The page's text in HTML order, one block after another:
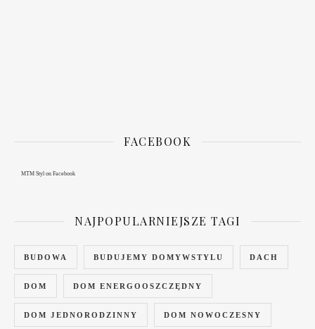
FACEBOOK
MTM Styl on Facebook
NAJPOPULARNIEJSZE TAGI
BUDOWA BUDUJEMY DOMYWSTYLU DACH
DOM DOM ENERGOOSZCZĘDNY
DOM JEDNORODZINNY DOM NOWOCZESNY